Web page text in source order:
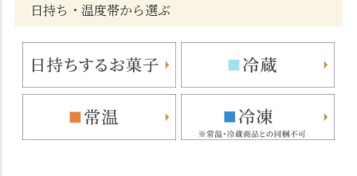
日持ち・温度帯から選ぶ